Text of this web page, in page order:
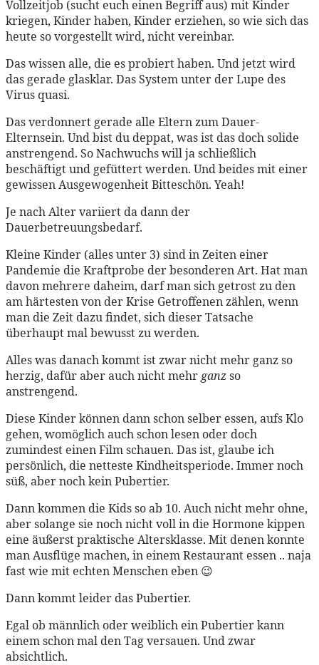
Vollzeitjob (sucht euch einen Begriff aus) mit Kinder
kriegen, Kinder haben, Kinder erziehen, so wie sich das
heute so vorgestellt wird, nicht vereinbar.
Das wissen alle, die es probiert haben. Und jetzt wird
das gerade glasklar. Das System unter der Lupe des
Virus quasi.
Das verdonnert gerade alle Eltern zum Dauer-
Elternsein. Und bist du deppat, was ist das doch solide
anstrengend. So Nachwuchs will ja schließlich
beschäftigt und gefüttert werden. Und beides mit einer
gewissen Ausgewogenheit Bitteschön. Yeah!
Je nach Alter variiert da dann der
Dauerbetreuungsbedarf.
Kleine Kinder (alles unter 3) sind in Zeiten einer
Pandemie die Kraftprobe der besonderen Art. Hat man
davon mehrere daheim, darf man sich getrost zu den
am härtesten von der Krise Getroffenen zählen, wenn
man die Zeit dazu findet, sich dieser Tatsache
überhaupt mal bewusst zu werden.
Alles was danach kommt ist zwar nicht mehr ganz so
herzig, dafür aber auch nicht mehr ganzso
anstrengend.
Diese Kinder können dann schon selber essen, aufs Klo
gehen, womöglich auch schon lesen oder doch
zumindest einen Film schauen. Das ist, glaube ich
persönlich, die netteste Kindheitsperiode. Immer noch
süß, aber noch kein Pubertier.
Dann kommen die Kids so ab 10. Auch nicht mehr ohne,
aber solange sie noch nicht voll in die Hormone kippen
eine äußerst praktische Altersklasse. Mit denen konnte
man Ausflüge machen, in einem Restaurant essen .. naja
fast wie mit echten Menschen eben 😉
Dann kommt leider das Pubertier.
Egal ob männlich oder weiblich ein Pubertier kann
einem schon mal den Tag versauen. Und zwar
absichtlich.